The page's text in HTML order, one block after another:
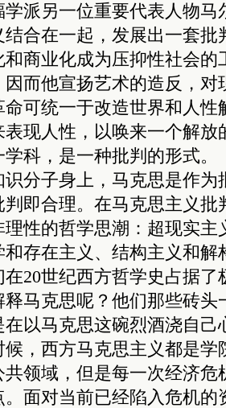
另一位重要代表人物马
合在一起，发展出一套批
商业化成为压抑性社会的
而他宣扬艺术的造反，对
可统一于改造世界和人性
表现人性，以唤来一个解放
科，是一种批判的形式。
子身上，马克思是作为
即合理。在马克思主义批
理性的哲学思潮：超现实主
和存在主义、结构主义和
世纪西方哲学史占据了
马克思呢？他们那些砖头
以马克思这碗烈酒浇自己
西方马克思主义都是学
共领域，但是每一次经济危
。面对当前已经陷入危机的